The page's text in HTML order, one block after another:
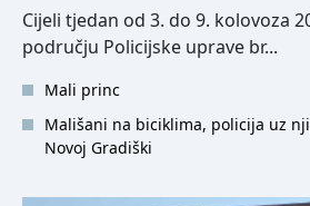
Cijeli tjedan od 3. do 9. kolovoza
području Policijske uprave br...
Mali princ
Mališani na biciklima, policija uz
Novoj Gradiški